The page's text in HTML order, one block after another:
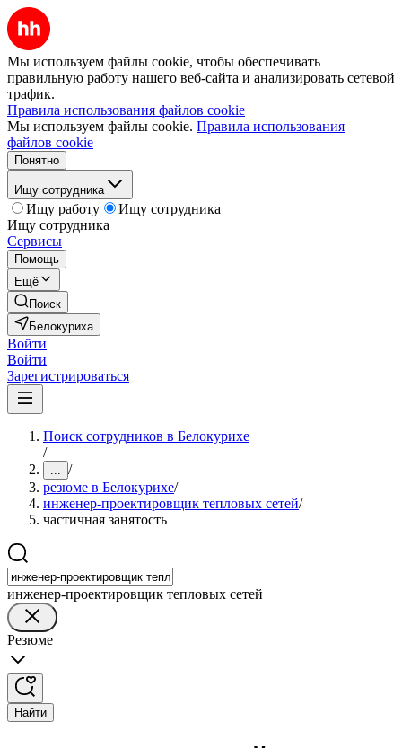
Мы используем файлы cookie, чтобы обеспечивать
правильную работу нашего веб-сайта и анализировать сетевой
трафик.
Правила использования файлов cookie
Мы используем файлы cookie. Правила использования
файлов cookie
Понятно
Ищу сотрудника
Ищу работу
Ищу сотрудника
Ищу сотрудника
Сервисы
Помощь
Ещё
Поиск
Белокуриха
Войти
Войти
Зарегистрироваться
Поиск сотрудников в Белокурихе
/
... /
резюме в Белокурихе/
инженер-проектировщик тепловых сетей/
частичная занятость
инженер-проектировщик тепловых сетей
Резюме
Найти